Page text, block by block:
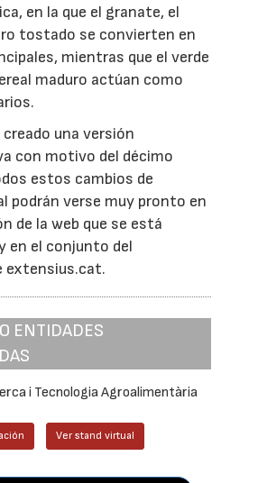
en la que el granate, el
tostado se convierten en
mientras que el verde
maduro actúan como
creado una versión
con motivo del décimo
estos cambios de
podrán verse muy pronto en
de la web que se está
en el conjunto del
extensius.cat.
ENTIDADES
i Tecnologia Agroalimentària
Ver stand virtual